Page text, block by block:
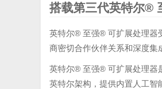
搭载第三代英特尔®
英特尔® 至强® 可扩展处理器
商密切合作伙伴关系和深度集
英特尔® 至强® 可扩展处理器
英特尔架构，提供内置人工智